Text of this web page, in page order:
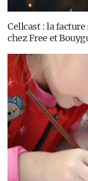
Cellcast : la
chez Free et